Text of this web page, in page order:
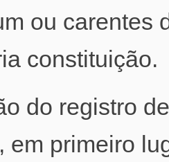
ou carentes
constituição.
do registro
em primeiro